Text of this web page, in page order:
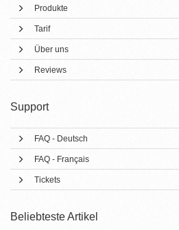
Produkte
Tarif
Über uns
Reviews
Support
FAQ - Deutsch
FAQ - Français
Tickets
Beliebteste Artikel